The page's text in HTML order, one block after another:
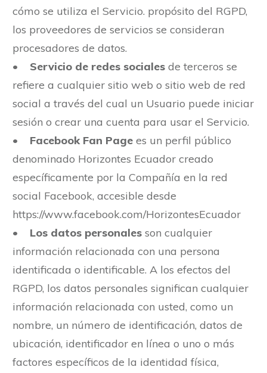
cómo se utiliza el Servicio. propósito del RGPD,
los proveedores de servicios se consideran
procesadores de datos.
• Servicio de redes sociales de terceros se
refiere a cualquier sitio web o sitio web de red
social a través del cual un Usuario puede iniciar
sesión o crear una cuenta para usar el Servicio.
• Facebook Fan Page es un perfil público
denominado Horizontes Ecuador creado
específicamente por la Compañía en la red
social Facebook, accesible desde
https://www.facebook.com/HorizontesEcuador
• Los datos personales son cualquier
información relacionada con una persona
identificada o identificable. A los efectos del
RGPD, los datos personales significan cualquier
información relacionada con usted, como un
nombre, un número de identificación, datos de
ubicación, identificador en línea o uno o más
factores específicos de la identidad física,